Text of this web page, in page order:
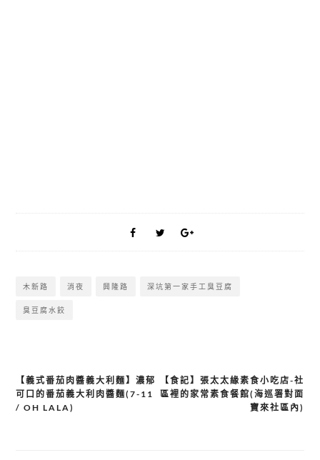
木新路 消夜 興隆路 深坑第一家手工臭豆腐
臭豆腐水餃
文
章
【義式番茄肉醬義大利麵】濃郁
可口的番茄義大利肉醬麵(7-11
/ OH LALA)
【食記】張太太緣素食小吃店-社
區裡的家常素食餐館(海巡署對面
寶來社區內)